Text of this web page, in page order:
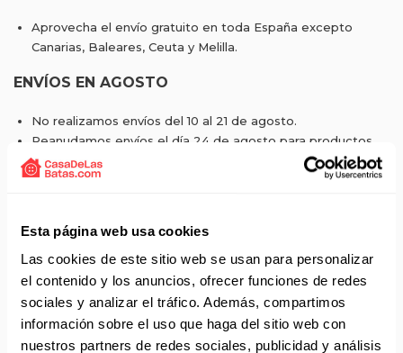
Esta página web usa cookies
Las cookies de este sitio web se usan para personalizar
el contenido y los anuncios, ofrecer funciones de redes
sociales y analizar el tráfico. Además, compartimos
información sobre el uso que haga del sitio web con
nuestros partners de redes sociales, publicidad y análisis
Aprovecha el envío gratuito en toda España excepto
Canarias, Baleares, Ceuta y Melilla.
ENVÍOS EN AGOSTO
No realizamos envíos del 10 al 21 de agosto.
Reanudamos envíos el día 24 de agosto para productos
con disponibilidad 24/48 horas.
Si adquieres productos con distinto plazo de entrega, el
partir de la fecha indicada en cada producto según fábrica.
IMPORTANTE PERSONALIZACIONES : EL taller de
bordados y estampados está cerrado en agosto. Se
reanudan las personalizaciones por orden de compra a
partir de septiembre.